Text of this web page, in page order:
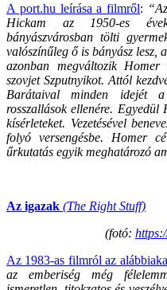
A port.hu leírása a filmről:
Hickam az 1950-es
bányászvárosban tölti
valószínűleg ő is bányász lesz,
azonban megváltozik
szovjet Szputnyikot. Attól
Barátaival minden idejét
rosszallások ellenére.
kísérleteket. Vezetésével
folyó versengésbe. Homer
űrkutatás egyik meghatározó
Az igazak (The Right Stuff)
(fotó:
Az 1983-as filmról az
az emberiség még